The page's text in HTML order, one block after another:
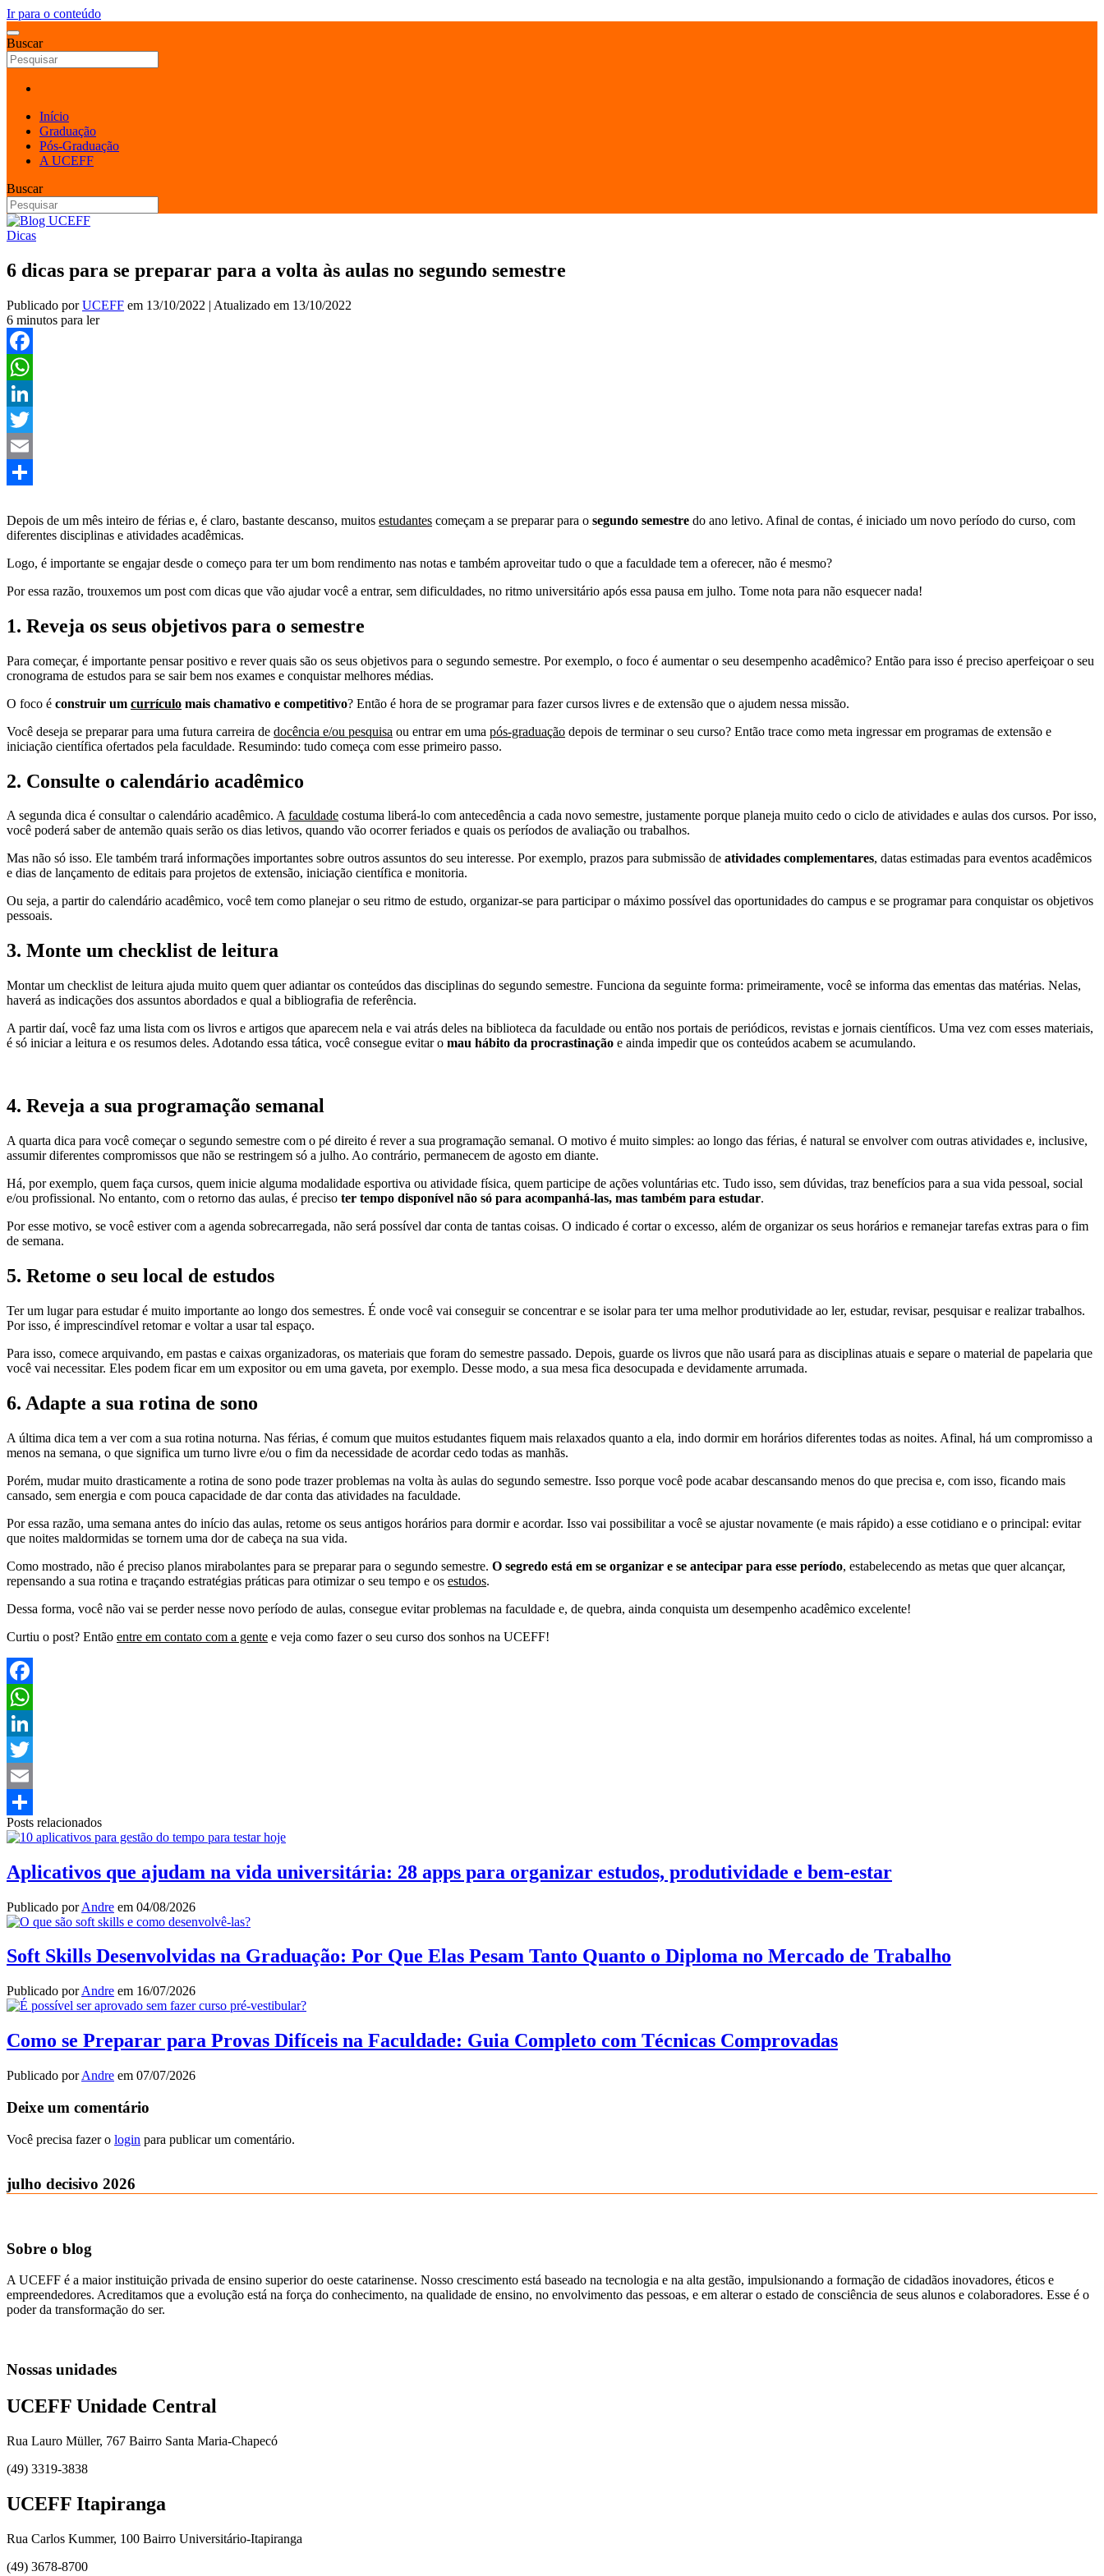
Ir para o conteúdo
Buscar
Início
Graduação
Pós-Graduação
A UCEFF
Buscar
Dicas
6 dicas para se preparar para a volta às aulas no segundo semestre
Publicado porUCEFF em 13/10/2022 | Atualizado em 13/10/2022
6 minutos para ler
Facebook
WhatsApp
LinkedIn
Twitter
Email
Depois de um mês inteiro de férias e, é claro, bastante descanso, muitos estudantes começam a se preparar para o segundo semestre do ano letivo. Afinal de contas, é iniciado um novo período do curso, com
diferentes disciplinas e atividades acadêmicas.
Logo, é importante se engajar desde o começo para ter um bom rendimento nas notas e também aproveitar tudo o que a faculdade tem a oferecer, não é mesmo?
Por essa razão, trouxemos um post com dicas que vão ajudar você a entrar, sem dificuldades, no ritmo universitário após essa pausa em julho. Tome nota para não esquecer nada!
1. Reveja os seus objetivos para o semestre
Para começar, é importante pensar positivo e rever quais são os seus objetivos para o segundo semestre. Por exemplo, o foco é aumentar o seu desempenho acadêmico? Então para isso é preciso aperfeiçoar o seu
cronograma de estudos para se sair bem nos exames e conquistar melhores médias.
O foco é construir um currículo mais chamativo e competitivo? Então é hora de se programar para fazer cursos livres e de extensão que o ajudem nessa missão.
Você deseja se preparar para uma futura carreira de docência e/ou pesquisa ou entrar em uma pós-graduação depois de terminar o seu curso? Então trace como meta ingressar em programas de extensão e
iniciação científica ofertados pela faculdade. Resumindo: tudo começa com esse primeiro passo.
2. Consulte o calendário acadêmico
A segunda dica é consultar o calendário acadêmico. Afaculdade costuma liberá-lo com antecedência a cada novo semestre, justamente porque planeja muito cedo o ciclo de atividades e aulas dos cursos. Por isso,
você poderá saber de antemão quais serão os dias letivos, quando vão ocorrer feriados e quais os períodos de avaliação ou trabalhos.
Mas não só isso. Ele também trará informações importantes sobre outros assuntos do seu interesse. Por exemplo, prazos para submissão de atividades complementares, datas estimadas para eventos acadêmicos
e dias de lançamento de editais para projetos de extensão, iniciação científica e monitoria.
Ou seja, a partir do calendário acadêmico, você tem como planejar o seu ritmo de estudo, organizar-se para participar o máximo possível das oportunidades do campus e se programar para conquistar os objetivos
pessoais.
3. Monte um checklist de leitura
Montar um checklist de leitura ajuda muito quem quer adiantar os conteúdos das disciplinas do segundo semestre. Funciona da seguinte forma: primeiramente, você se informa das ementas das matérias. Nelas,
haverá as indicações dos assuntos abordados e qual a bibliografia de referência.
A partir daí, você faz uma lista com os livros e artigos que aparecem nela e vai atrás deles na biblioteca da faculdade ou então nos portais de periódicos, revistas e jornais científicos. Uma vez com esses materiais,
é só iniciar a leitura e os resumos deles. Adotando essa tática, você consegue evitar o mau hábito da procrastinação e ainda impedir que os conteúdos acabem se acumulando.
4. Reveja a sua programação semanal
A quarta dica para você começar o segundo semestre com o pé direito é rever a sua programação semanal. O motivo é muito simples: ao longo das férias, é natural se envolver com outras atividades e, inclusive,
assumir diferentes compromissos que não se restringem só a julho. Ao contrário, permanecem de agosto em diante.
Há, por exemplo, quem faça cursos, quem inicie alguma modalidade esportiva ou atividade física, quem participe de ações voluntárias etc. Tudo isso, sem dúvidas, traz benefícios para a sua vida pessoal, social
e/ou profissional. No entanto, com o retorno das aulas, é preciso ter tempo disponível não só para acompanhá-las, mas também para estudar.
Por esse motivo, se você estiver com a agenda sobrecarregada, não será possível dar conta de tantas coisas. O indicado é cortar o excesso, além de organizar os seus horários e remanejar tarefas extras para o fim
de semana.
5. Retome o seu local de estudos
Ter um lugar para estudar é muito importante ao longo dos semestres. É onde você vai conseguir se concentrar e se isolar para ter uma melhor produtividade ao ler, estudar, revisar, pesquisar e realizar trabalhos.
Por isso, é imprescindível retomar e voltar a usar tal espaço.
Para isso, comece arquivando, em pastas e caixas organizadoras, os materiais que foram do semestre passado. Depois, guarde os livros que não usará para as disciplinas atuais e separe o material de papelaria que
você vai necessitar. Eles podem ficar em um expositor ou em uma gaveta, por exemplo. Desse modo, a sua mesa fica desocupada e devidamente arrumada.
6. Adapte a sua rotina de sono
A última dica tem a ver com a sua rotina noturna. Nas férias, é comum que muitos estudantes fiquem mais relaxados quanto a ela, indo dormir em horários diferentes todas as noites. Afinal, há um compromisso a
menos na semana, o que significa um turno livre e/ou o fim da necessidade de acordar cedo todas as manhãs.
Porém, mudar muito drasticamente a rotina de sono pode trazer problemas na volta às aulas do segundo semestre. Isso porque você pode acabar descansando menos do que precisa e, com isso, ficando mais
cansado, sem energia e com pouca capacidade de dar conta das atividades na faculdade.
Por essa razão, uma semana antes do início das aulas, retome os seus antigos horários para dormir e acordar. Isso vai possibilitar a você se ajustar novamente (e mais rápido) a esse cotidiano e o principal: evitar
que noites maldormidas se tornem uma dor de cabeça na sua vida.
Como mostrado, não é preciso planos mirabolantes para se preparar para o segundo semestre. O segredo está em se organizar e se antecipar para esse período, estabelecendo as metas que quer alcançar,
repensando a sua rotina e traçando estratégias práticas para otimizar o seu tempo e os estudos.
Dessa forma, você não vai se perder nesse novo período de aulas, consegue evitar problemas na faculdade e, de quebra, ainda conquista um desempenho acadêmico excelente!
Curtiu o post? Então entre em contato com a gente e veja como fazer o seu curso dos sonhos na UCEFF!
Facebook
WhatsApp
LinkedIn
Twitter
Email
Share
Posts relacionados
Aplicativos que ajudam na vida universitária: 28 apps para organizar estudos, produtividade e bem-estar
Publicado porAndre em 04/08/2026
Soft Skills Desenvolvidas na Graduação: Por Que Elas Pesam Tanto Quanto o Diploma no Mercado de Trabalho
Publicado porAndre em 16/07/2026
Como se Preparar para Provas Difíceis na Faculdade: Guia Completo com Técnicas Comprovadas
Publicado porAndre em 07/07/2026
Deixe um comentário
Você precisa fazer o login para publicar um comentário.
julho decisivo 2026
Sobre o blog
A UCEFF é a maior instituição privada de ensino superior do oeste catarinense. Nosso crescimento está baseado na tecnologia e na alta gestão, impulsionando a formação de cidadãos inovadores, éticos e
empreendedores. Acreditamos que a evolução está na força do conhecimento, na qualidade de ensino, no envolvimento das pessoas, e em alterar o estado de consciência de seus alunos e colaboradores. Esse é o
poder da transformação do ser.
Nossas unidades
UCEFF Unidade Central
Rua Lauro Müller, 767 Bairro Santa Maria-Chapecó
(49) 3319-3838
UCEFF Itapiranga
Rua Carlos Kummer, 100 Bairro Universitário-Itapiranga
(49) 3678-8700